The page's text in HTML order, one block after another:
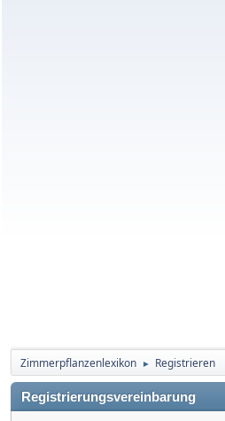
Zimmerpflanzenlexikon ► Registrieren
Registrierungsvereinbarung